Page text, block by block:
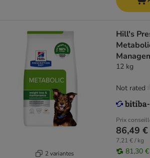
2 variantes
Hill's
12 kg
Prix
86,49 €
7,21 € / kg
81,30 €
Not rated